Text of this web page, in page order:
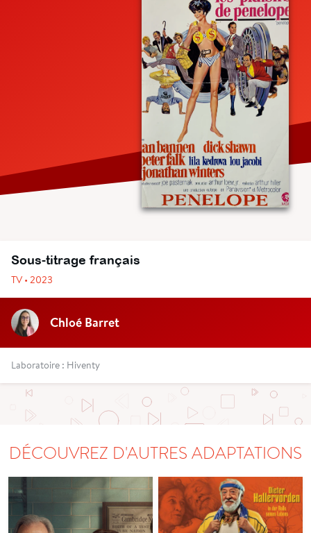
Sous-titrage français
TV • 2023
Chloé Barret
Laboratoire : Hiventy
DÉCOUVREZ D'AUTRES ADAPTATIONS